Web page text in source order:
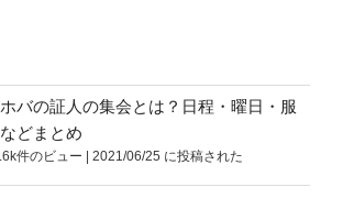
バの証人の集会とは？日程・曜日・服
どまとめ
件のビュー 2021/06/25 に投稿された